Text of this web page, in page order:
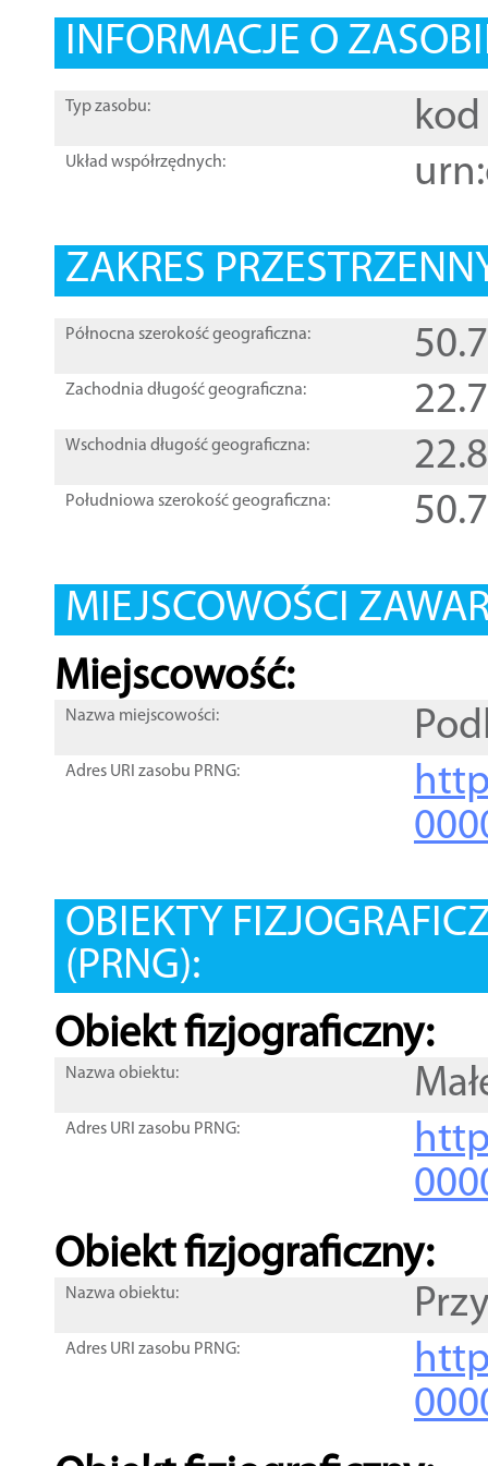
INFORMACJE O
Typ zasobu: kod
Układ współrzędnych:
ZAKRES
Północna szerokość geograficzna:
Zachodnia długość geograficzna:
Wschodnia długość geograficzna:
Południowa szerokość geograficzna:
MIEJSCOWOŚCI
Miejscowość:
Nazwa miejscowości:
Adres URI zasobu PRNG:
OBIEKTY
(PRNG):
Obiekt fizjograficzny:
Nazwa obiektu:
Adres URI zasobu PRNG:
Obiekt fizjograficzny:
Nazwa obiektu:
Adres URI zasobu PRNG: